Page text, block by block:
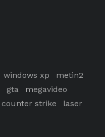
windows xp
metin2
gta
megavideo
counter strike laser